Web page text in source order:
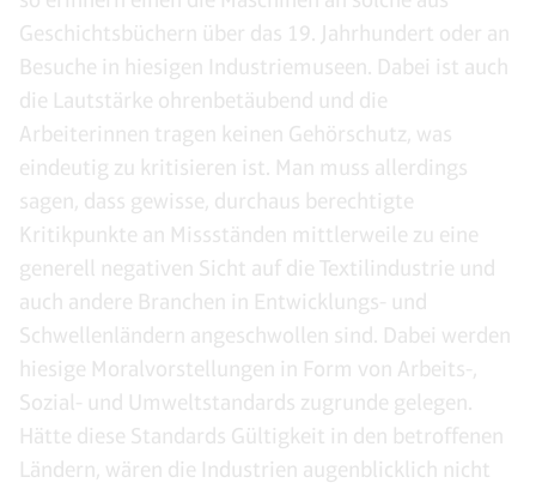
Geschichtsbüchern über das 19. Jahrhundert oder an
Besuche in hiesigen Industriemuseen. Dabei ist auch
die Lautstärke ohrenbetäubend und die
Arbeiterinnen tragen keinen Gehörschutz, was
eindeutig zu kritisieren ist. Man muss allerdings
sagen, dass gewisse, durchaus berechtigte
Kritikpunkte an Missständen mittlerweile zu eine
generell negativen Sicht auf die Textilindustrie und
auch andere Branchen in Entwicklungs- und
Schwellenländern angeschwollen sind. Dabei werden
hiesige Moralvorstellungen in Form von Arbeits-,
Sozial- und Umweltstandards zugrunde gelegen.
Hätte diese Standards Gültigkeit in den betroffenen
Ländern, wären die Industrien augenblicklich nicht